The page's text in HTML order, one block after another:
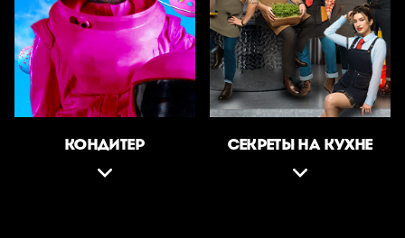
КОНДИТЕР СЕКРЕТЫ НА КУХНЕ